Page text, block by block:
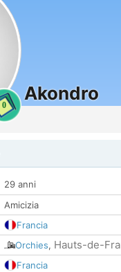
0
Akondro
29 anni
Amicizia
Francia
Orchies, Hauts-de-
Francia